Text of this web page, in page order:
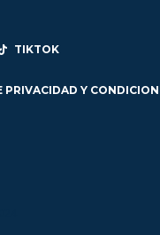
TIKTOK
PRIVACIDAD Y